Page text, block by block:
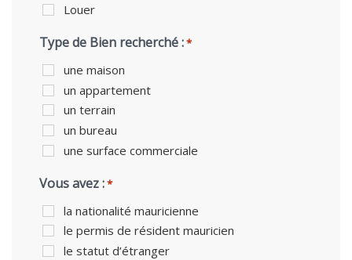
Louer
Type de Bien recherché :*
une maison
un appartement
un terrain
un bureau
une surface commerciale
Vous avez :*
la nationalité mauricienne
le permis de résident mauricien
le statut d’étranger